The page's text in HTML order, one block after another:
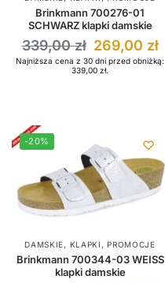
Brinkmann 700276-01
SCHWARZ klapki damskie
339,00zł 269,00 zł
Najniższa cena z 30 dni przed obniżką:
339,00 zł.
-20%
DAMSKIE, KLAPKI , PROMOCJE
Brinkmann 700344-03 WEISS
klapki damskie